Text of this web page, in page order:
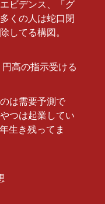
ビデンス、「グ
くの人は蛇口閉
してる構図。
高の指示受ける
は需要予測で
つは起業してい
生き残ってま